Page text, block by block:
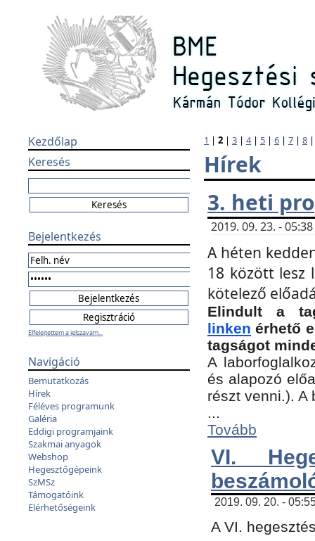
Kezdőlap
Keresés
Bejelentkezés
Elfelejtettem a jelszavam...
Navigáció
Bemutatkozás
Hírek
Féléves programunk
Galéria
Eddigi programjaink
Szakmai anyagok
Webshop
Hegesztőgépeink
SzMSz
Támogatóink
Elérhetőségeink
1 | 2 | 3 | 4| 5 | 6 | 7 | 8
Hírek
3. heti
2019. 09. 23. -
A héten
18 között lesz
kötelező
Elindult a
linken érhető
tagságot
A
és alapozó
részt venni.).
...
Tovább
VI.
2019. 09. 20. -
A VI.